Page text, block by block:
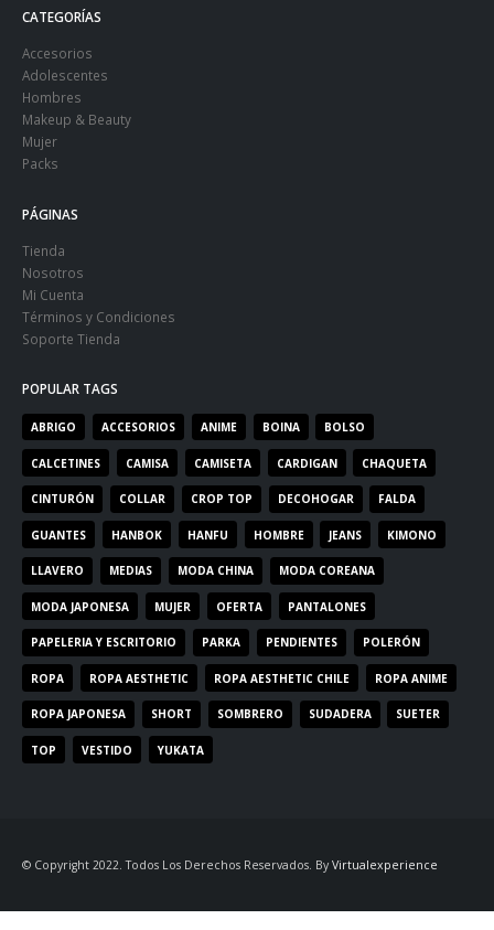
CATEGORÍAS
Accesorios
Adolescentes
Hombres
Makeup & Beauty
Mujer
Packs
PÁGINAS
Tienda
Nosotros
Mi Cuenta
Términos y Condiciones
Soporte Tienda
POPULAR TAGS
ABRIGO ACCESORIOS ANIME BOINA BOLSO
CALCETINES CAMISA CAMISETA CARDIGAN CHAQUETA
CINTURÓN COLLAR CROP TOP DECOHOGAR FALDA
GUANTES HANBOK HANFU HOMBRE JEANS KIMONO
LLAVERO MEDIAS MODA CHINA MODA COREANA
MODA JAPONESA MUJER OFERTA PANTALONES
PAPELERIA Y ESCRITORIO PARKA PENDIENTES POLERÓN
ROPA ROPA AESTHETIC ROPA AESTHETIC CHILE ROPA ANIME
ROPA JAPONESA SHORT SOMBRERO SUDADERA SUETER
TOP VESTIDO YUKATA
© Copyright 2022. Todos Los Derechos Reservados. By Virtualexperience